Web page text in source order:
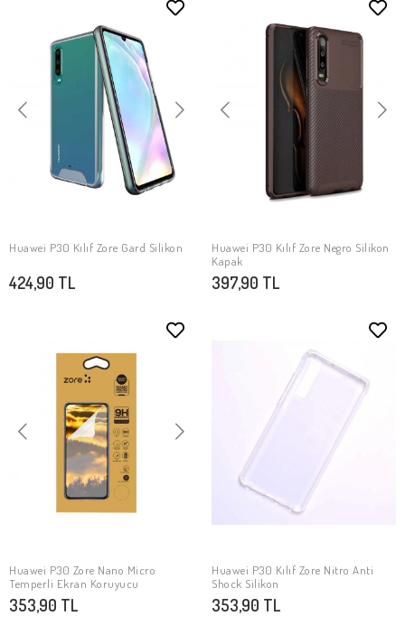
SEPETE EKLE
Huawei P30 Kılıf Zore Gard Silikon
424,90 TL
SEPETE EKLE
Huawei P30 Kılıf Zore Negro Silikon
Kapak
397,90 TL
SEPETE EKLE
Huawei P30 Zore Nano Micro
Temperli Ekran Koruyucu
353,90 TL
SEPETE EKLE
Huawei P30 Kılıf Zore Nitro Anti
Shock Silikon
353,90 TL